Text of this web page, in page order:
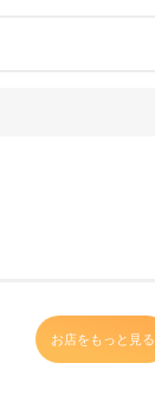
お店をもっと見る